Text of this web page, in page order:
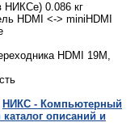
НИКСе) 0.086 кг
HDMI <-> miniHDMI
HDMI 19M,
НИКС - Компьютерный
описаний и